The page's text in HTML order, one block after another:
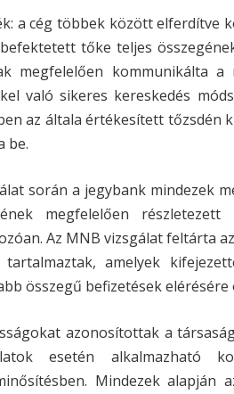
a cég többek között elferdítve
tőke teljes
megfelelően kommunikálta
való sikeres kereskedés
az általa értékesített tőzsdén
be.
során a jegybank mindezek
megfelelően
Az MNB vizsgálat feltárta
tartalmaztak, amelyek
összegű befizetések
azonosítottak a
esetén alkalmazható
Mindezek